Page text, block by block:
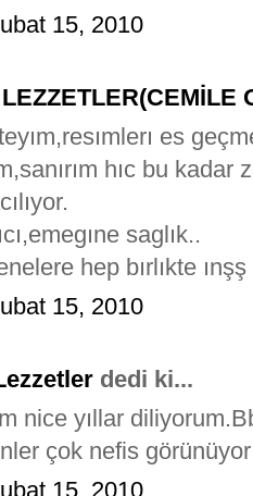
15, 2010
es
hıc bu kadar
saglık..
hep bırlıkte ınşş
15, 2010
dedi ki...
nice yıllar
çok nefis
15, 2010